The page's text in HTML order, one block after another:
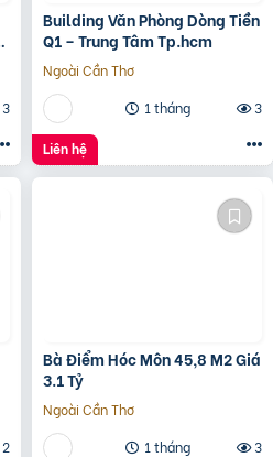
3
Building Văn Phòng Dòng Tiền
Q1 – Trung Tâm Tp.hcm
Ngoài Cần Thơ
1 tháng
3
Liên hệ
2
Bà Điểm Hóc Môn 45,8 M2 Giá
3.1 Tỷ
Ngoài Cần Thơ
1 tháng
3